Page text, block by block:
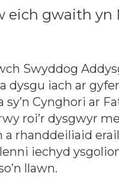
eich gwaith yn
Swyddog
dysgu iach ar
sy’n Cynghori ar
roi’r dysgwyr
a rhanddeiliaid
iechyd
llawn.